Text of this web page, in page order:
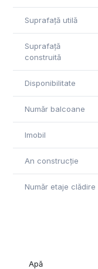
Tel: 0371 780 037
Suprafață utilă
Suprafață
construită
Disponibilitate
Număr balcoane
Imobil
An construcție
Număr etaje clădire
Apă